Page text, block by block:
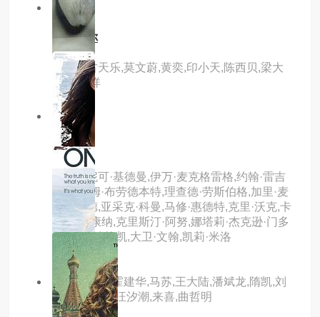
5.0分 hd
一路有你
主演：古天乐,莫文蔚,黄奕,印小天,陈西贝,梁大
维,黎耀祥
7.0分 hd
红磨坊
主演：妮可·基德曼,伊万·麦克格雷格,约翰·雷吉
扎莫,吉姆·布劳德本特,理查德·劳斯伯格,加里·麦
克唐纳德,亚采克·科曼,马修·惠德特,克里·沃克,卡
罗琳·奥康纳,克里斯汀·阿努,娜塔莉·杰克逊·门多
萨,劳拉·穆拉凯,大卫·文翰,凯莉·米洛
主演：倪妮,霍建华,马苏,王大陆,潘斌龙,隋凯,刘
恩佳,余心恬,汪汐潮,来喜,曲哲明